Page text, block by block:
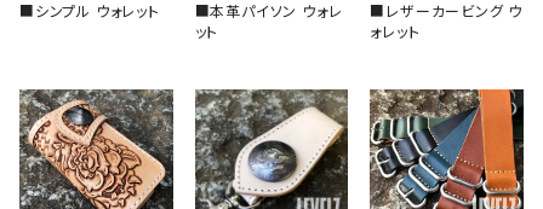
スロープ型（アルミ）
■シンプル ウォレット
■本革パイソン ウォレ
ット
■レザーカービング ウ
ォレット